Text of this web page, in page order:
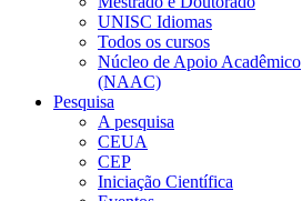
UNISC Idiomas
Todos os cursos
Núcleo de Apoio Acadêmico
(NAAC)
Pesquisa
A pesquisa
CEUA
CEP
Iniciação Científica